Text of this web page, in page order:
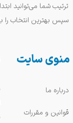
منوی سایت
درباره ما
قوانین و مقررات
ترتیب شما می‌توانید
سپس بهترین انتخاب را